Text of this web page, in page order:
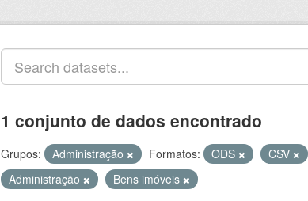
1 conjunto de dados encontrado
Grupos: Administração Formatos: ODS CSV
Administração
Bens imóveis